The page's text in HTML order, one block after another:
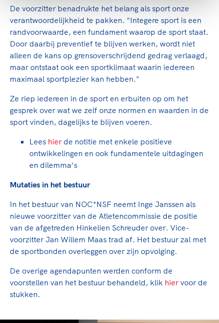
De voorzitter benadrukte het belang als sport onze
verantwoordelijkheid te pakken. "Integere sport is een
randvoorwaarde, een fundament waarop de sport staat.
Door daarbij preventief te blijven werken, wordt niet
alleen de kans op grensoverschrijdend gedrag verlaagd,
maar ontstaat ook een sportklimaat waarin iedereen
maximaal sportplezier kan hebben."
Ze riep iedereen in de sport en erbuiten op om het
gesprek over wat we zelf onze normen en waarden in de
sport vinden, dagelijks te blijven voeren.
Lees hier de notitie met enkele positieve
ontwikkelingen en ook fundamentele uitdagingen
en dilemma’s
Mutaties in het bestuur
In het bestuur van NOC*NSF neemt Inge Janssen als
nieuwe voorzitter van de Atletencommissie de positie
van de afgetreden Hinkelien Schreuder over. Vice-
voorzitter Jan Willem Maas trad af. Het bestuur zal met
de sportbonden overleggen over zijn opvolging.
De overige agendapunten werden conform de
voorstellen van het bestuur behandeld, klik hier voor de
stukken.